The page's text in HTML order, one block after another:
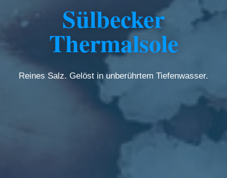
Sülbecker
Thermalsole
Reines Salz. Gelöst in unberührtem Tiefenwasser.